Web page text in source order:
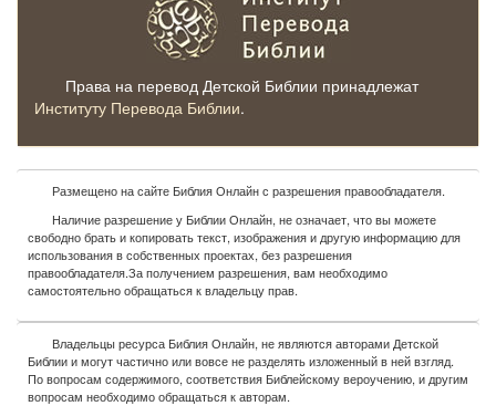
Права на перевод Детской Библии принадлежат
Институту Перевода Библии.
Размещено на сайте Библия Онлайн с разрешения правообладателя.
Наличие разрешение у Библии Онлайн, не означает, что вы можете
свободно брать и копировать текст, изображения и другую информацию для
использования в собственных проектах, без разрешения
правообладателя.За получением разрешения, вам необходимо
самостоятельно обращаться к владельцу прав.
Владельцы ресурса Библия Онлайн, не являются авторами Детской
Библии и могут частично или вовсе не разделять изложенный в ней взгляд.
По вопросам содержимого, соответствия Библейскому вероучению, и другим
вопросам необходимо обращаться к авторам.